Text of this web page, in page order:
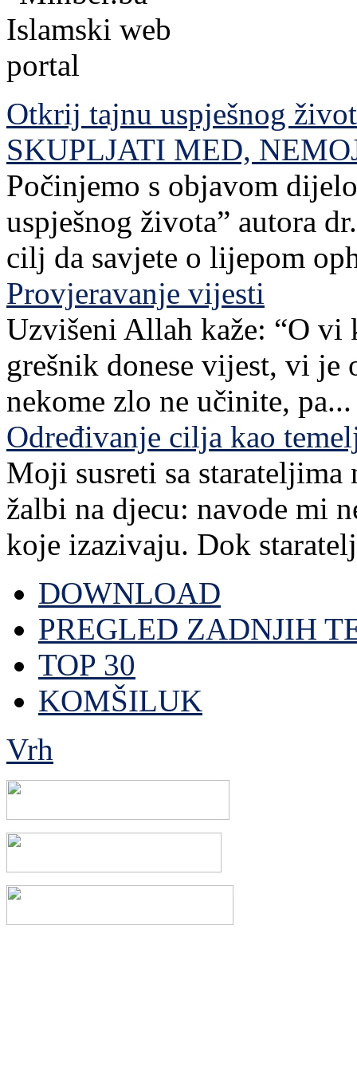
Otkrij tajnu uspješnog
SKUPLJATI MED,
Počinjemo s objavom
uspješnog života” autora
cilj da savjete o lijepom
Provjeravanje vijesti
Uzvišeni Allah kaže: “O
grešnik donese vijest, vi je
nekome zlo ne učinite, pa...
Određivanje cilja kao
Moji susreti sa
žalbi na djecu: navode mi
koje izazivaju. Dok
DOWNLOAD
PREGLED ZADNJIH
TOP 30
KOMŠILUK
Vrh